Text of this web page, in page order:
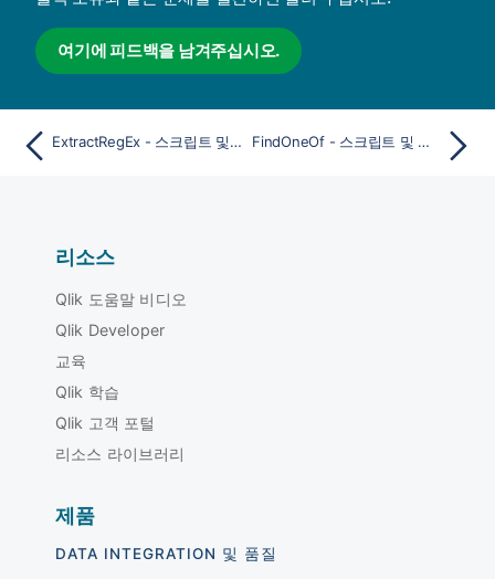
여기에 피드백을 남겨주십시오.
ExtractRegEx - 스크립트 및 차트 함수 FindOneOf - 스크립트 및 차트 함수
리소스
Qlik 도움말 비디오
Qlik Developer
교육
Qlik 학습
Qlik 고객 포털
리소스 라이브러리
제품
DATA INTEGRATION 및 품질